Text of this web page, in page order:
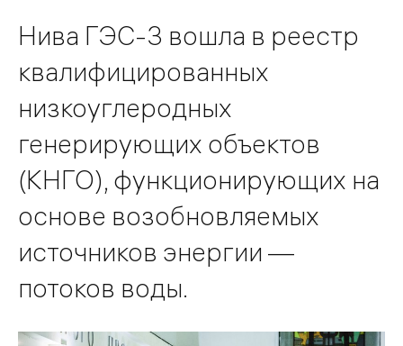
Нива ГЭС-3 вошла в реестр
квалифицированных
низкоуглеродных
генерирующих объектов
(КНГО), функционирующих на
основе возобновляемых
источников энергии —
потоков воды.